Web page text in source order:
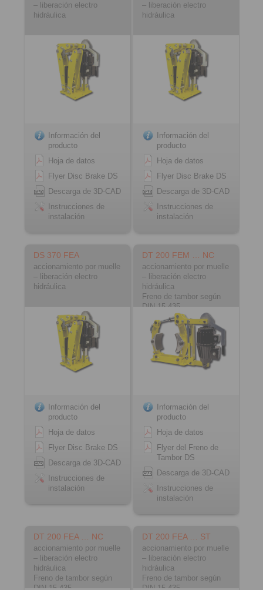
– liberación electro
hidráulica
Información del
producto
Hoja de datos
Flyer Disc Brake DS
Descarga de 3D-CAD
Instrucciones de
instalación
– liberación electro
hidráulica
Información del
producto
Hoja de datos
Flyer Disc Brake DS
Descarga de 3D-CAD
Instrucciones de
instalación
DS 370 FEA
accionamiento por muelle
– liberación electro
hidráulica
Información del
producto
Hoja de datos
Flyer Disc Brake DS
Descarga de 3D-CAD
Instrucciones de
instalación
DT 200 FEM … NC
accionamiento por muelle
– liberación electro
hidráulica
Freno de tambor según
DIN 15 435
Material: fundición
Información del
producto
Hoja de datos
Flyer del Freno de
Tambor DS
Descarga de 3D-CAD
Instrucciones de
instalación
DT 200 FEA … NC
accionamiento por muelle
– liberación electro
hidráulica
Freno de tambor según
DIN 15 435
DT 200 FEA … ST
accionamiento por muelle
– liberación electro
hidráulica
Freno de tambor según
DIN 15 435